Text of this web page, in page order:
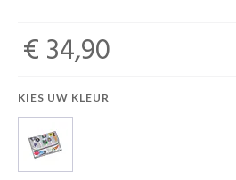
€ 34,90
KIES UW KLEUR